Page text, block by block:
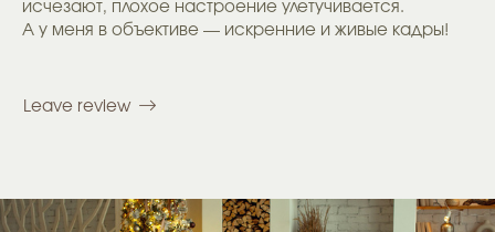
исчезают, плохое настроение улетучивается.
А у меня в объективе — искренние и живые кадры!
Leave review